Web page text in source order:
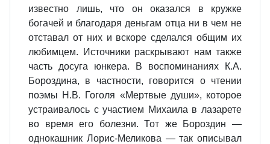
известно лишь, что он оказался в кружке
богачей и благодаря деньгам отца ни в чем не
отставал от них и вскоре сделался общим их
любимцем. Источники раскрывают нам также
часть досуга юнкера. В воспоминаниях К.А.
Бороздина, в частности, говорится о чтении
поэмы Н.В. Гоголя «Мертвые души», которое
устраивалось с участием Михаила в лазарете
во время его болезни. Тот же Бороздин —
однокашник Лорис-Меликова — так описывал